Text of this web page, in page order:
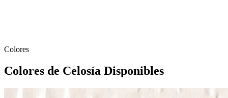
Colores
Colores de Celosía Disponibles